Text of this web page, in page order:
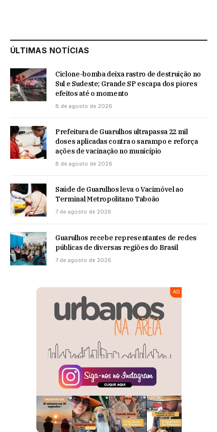
ÚLTIMAS NOTÍCIAS
Ciclone-bomba deixa rastro de destruição no
Sul e Sudeste; Grande SP escapa dos piores
efeitos até o momento
8 de agosto de 2026
Prefeitura de Guarulhos ultrapassa 22 mil
doses aplicadas contra o sarampo e reforça
ações de vacinação no município
8 de agosto de 2026
Saúde de Guarulhos leva o Vacimóvel ao
Terminal Metropolitano Taboão
7 de agosto de 2026
Guarulhos recebe representantes de redes
públicas de diversas regiões do Brasil
7 de agosto de 2026